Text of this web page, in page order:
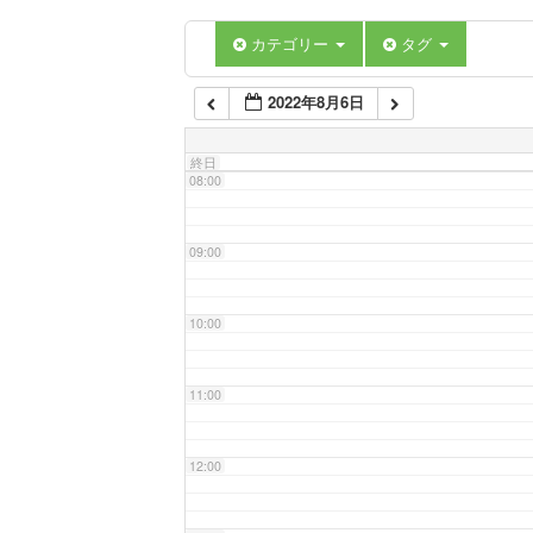
カテゴリー タグ
2022年8月6日
終日
07:00
08:00
09:00
10:00
11:00
12:00